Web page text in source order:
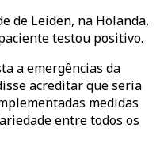
de Leiden, na Holanda,
testou positivo.
a emergências da
acreditar que seria
medidas
entre todos os